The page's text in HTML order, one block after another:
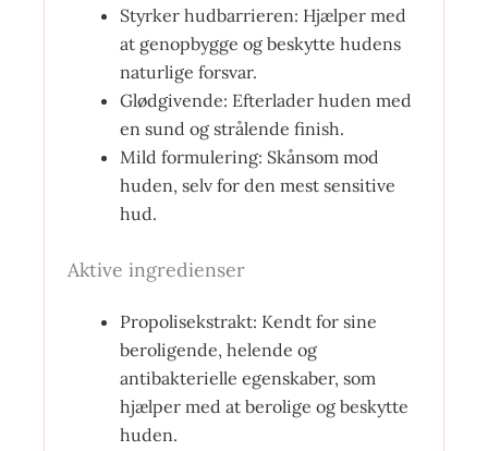
Styrker hudbarrieren: Hjælper med
at genopbygge og beskytte hudens
naturlige forsvar.
Glødgivende: Efterlader huden med
en sund og strålende finish.
Mild formulering: Skånsom mod
huden, selv for den mest sensitive
hud.
Aktive ingredienser
Propolisekstrakt: Kendt for sine
beroligende, helende og
antibakterielle egenskaber, som
hjælper med at berolige og beskytte
huden.